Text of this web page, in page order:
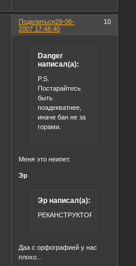
Поделиться 10
29-06-
2007 17:48:40
Danger
написал(а):
P.S.
Постарайтесь
быть
поадекватнее,
иначе бан не за
горами.
Меня это неипет.
Эр
Эр написал(а):
РЕКАНСТРУКТОР
Даа с орфографией у нас
плохо...